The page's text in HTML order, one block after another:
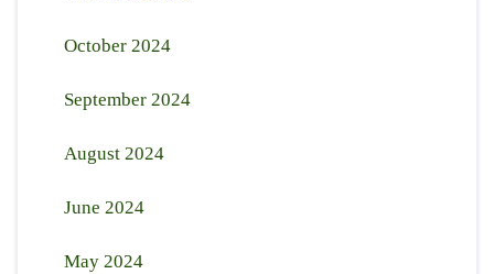
October 2024
September 2024
August 2024
June 2024
May 2024